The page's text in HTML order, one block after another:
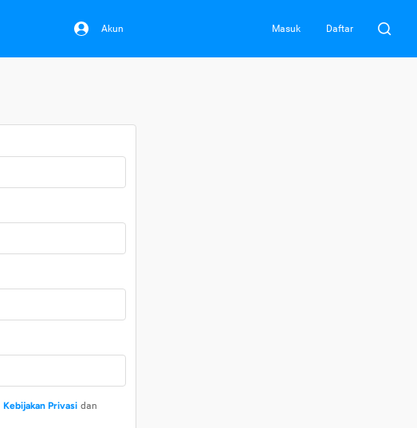
Akun Masuk Daftar
Kebijakan Privasi dan